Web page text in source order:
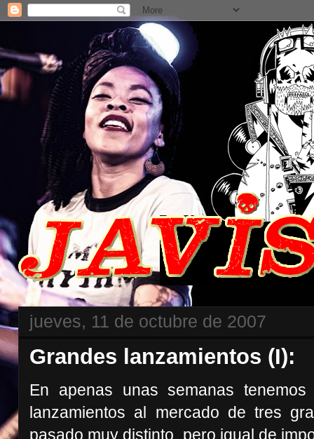
jueves, 11 de octubre de 2007
Grandes lanzamientos (I):
En apenas unas semanas
lanzamientos al mercado de tres
pasado muy distinto, pero igual de